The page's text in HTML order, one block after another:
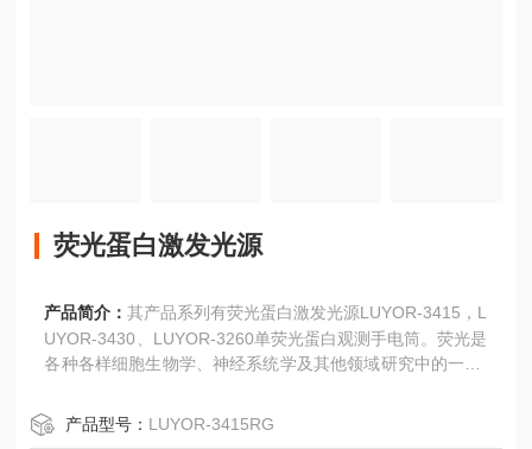
荧光蛋白激发光源
产品简介：其产品系列有荧光蛋白激发光源LUYOR-3415，L
UYOR-3430、LUYOR-3260单荧光蛋白观测手电筒。荧光是
各种各样细胞生物学、神经系统学及其他领域研究中的一种*
430、LUYOR-3260除了可用于筛选转基因生物外，还可以
用于样本的预筛选、辅助解剖、用于珊瑚研究等，常规用于
产品型号： LUYOR-3415RG